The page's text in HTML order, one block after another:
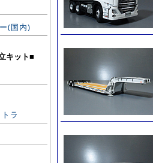
(国内)
キット■
ラ